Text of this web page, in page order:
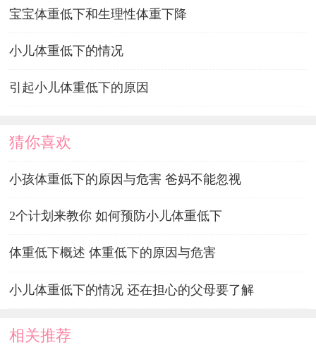
宝宝体重低下和生理性体重下降
小儿体重低下的情况
引起小儿体重低下的原因
猜你喜欢
小孩体重低下的原因与危害 爸妈不能忽视
2个计划来教你 如何预防小儿体重低下
体重低下概述 体重低下的原因与危害
小儿体重低下的情况 还在担心的父母要了解
相关推荐